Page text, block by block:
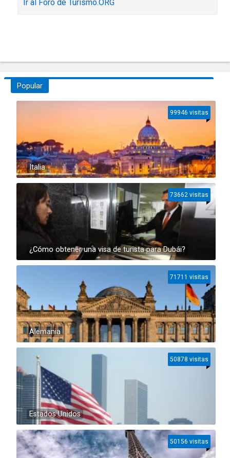
Ir al Foro de Turismo.ORG
Popular
Italia
99946 visitas
¿Cómo obtener una visa de turista para Dubái?
73662 visitas
Alemania
71711 visitas
Estados Unidos
50878 visitas
50156 visitas